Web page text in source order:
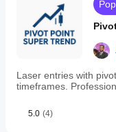
Laser entries with
timeframes.
5.0 (4)